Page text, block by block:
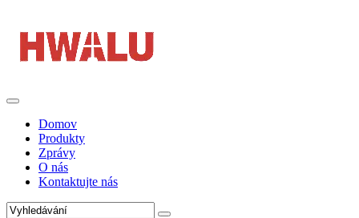
Domov
Produkty
Zprávy
O nás
Kontaktujte nás